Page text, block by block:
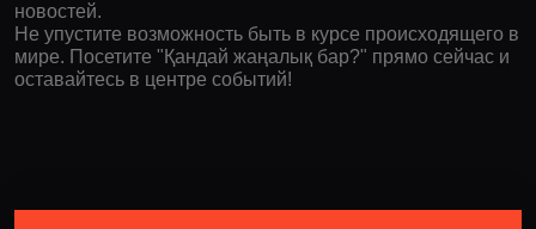
новостей.
Не упустите возможность быть в курсе происходящего в
мире. Посетите "Қандай жаңалық бар?" прямо сейчас и
оставайтесь в центре событий!